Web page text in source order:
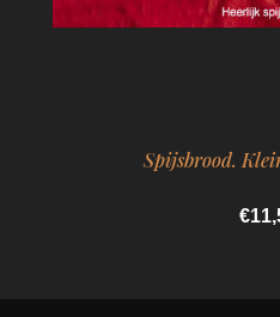
Spijsbrood.